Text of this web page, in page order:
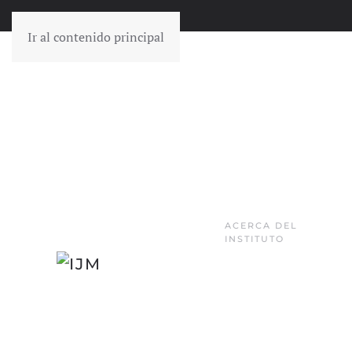
Ir al contenido principal
ACERCA DEL
INSTITUTO